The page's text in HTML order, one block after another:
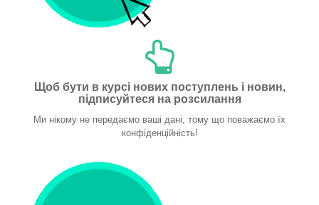
Щоб бути в курсі нових поступлень і новин,
підписуйтеся на розсилання
Ми нікому не передаємо ваші дані, тому що поважаємо їх
конфіденційність!